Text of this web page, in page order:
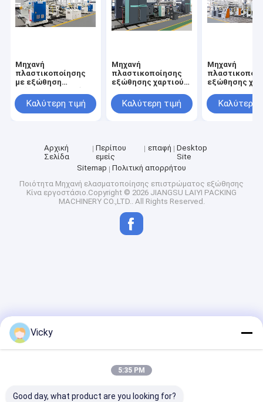
Μηχανή
πλαστικοποίησης
με εξώθηση
υψηλής αξίας
Καλύτερη τιμή
Μηχανή
πλαστικοποίησης
εξώθησης χαρτιού
αξίαςΚαλύτερη τιμή
Μηχανή
εξώθησης
υψηλής αξίας
Καλύτερη
Αρχική
Σελίδα
Περίπου
εμείς
επαφή
Desktop
Site
Sitemap
Πολιτική απορρήτου
Ποιότητα Μηχανή ελασματοποίησης επιστρώματος εξώθησης
Κίνα εργοστάσιο.Copyright © 2026 JIANGSU LAIYI PACKING
MACHINERY CO.,LTD.. All Rights Reserved.
Vicky
5:35 PM
Good day, what product are you looking for?